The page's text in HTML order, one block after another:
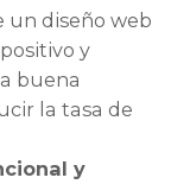
un diseño web
y
buena
la tasa de
y